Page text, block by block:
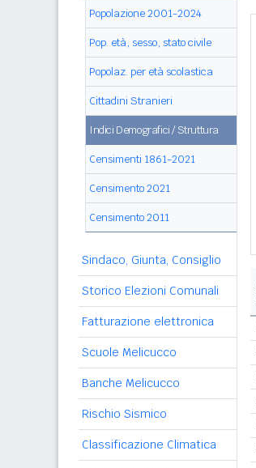
Popolazione 2001-2024
Pop. età, sesso, stato civile
Popolaz. per età scolastica
Cittadini Stranieri
Indici Demografici / Struttura
Censimenti 1861-2021
Censimento 2021
Censimento 2011
Sindaco, Giunta, Consiglio
Storico Elezioni Comunali
Fatturazione elettronica
Scuole Melicucco
Banche Melicucco
Rischio Sismico
Classificazione Climatica